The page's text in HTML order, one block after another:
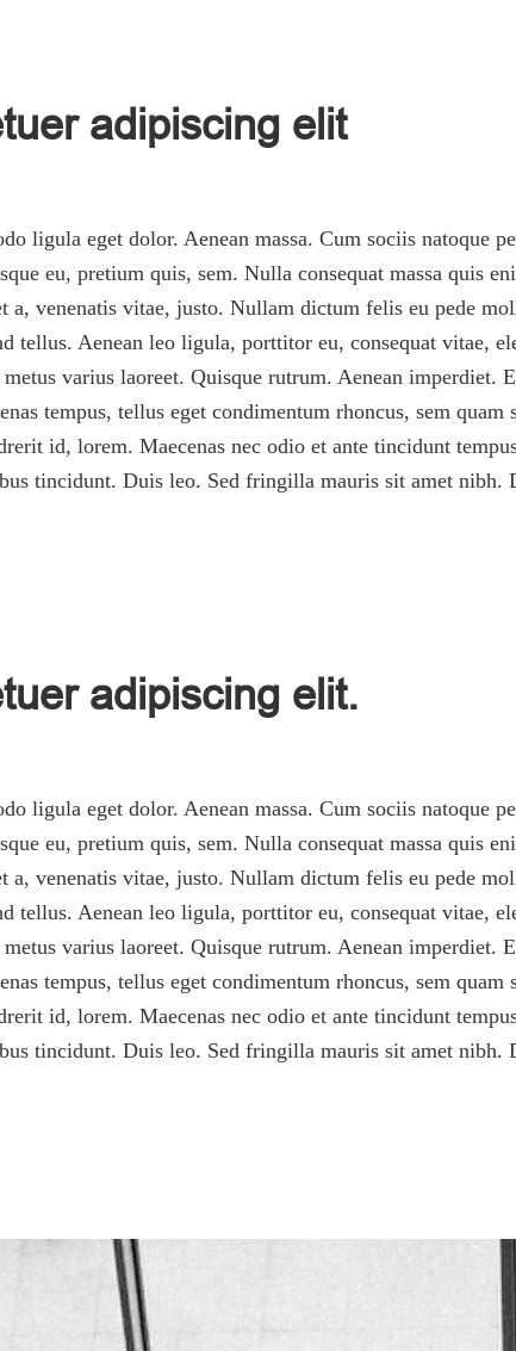
adipiscing elit
ligula eget dolor. Aenean massa. Cum sociis natoque
eu, pretium quis, sem. Nulla consequat massa quis
venenatis vitae, justo. Nullam dictum felis eu pede
tellus. Aenean leo ligula, porttitor eu, consequat vitae,
varius laoreet. Quisque rutrum. Aenean imperdiet.
tempus, tellus eget condimentum rhoncus, sem quam
id, lorem. Maecenas nec odio et ante tincidunt
tincidunt. Duis leo. Sed fringilla mauris sit amet nibh.
adipiscing elit.
ligula eget dolor. Aenean massa. Cum sociis natoque
eu, pretium quis, sem. Nulla consequat massa quis
venenatis vitae, justo. Nullam dictum felis eu pede
tellus. Aenean leo ligula, porttitor eu, consequat vitae,
varius laoreet. Quisque rutrum. Aenean imperdiet.
tempus, tellus eget condimentum rhoncus, sem quam
id, lorem. Maecenas nec odio et ante tincidunt
tincidunt. Duis leo. Sed fringilla mauris sit amet nibh.